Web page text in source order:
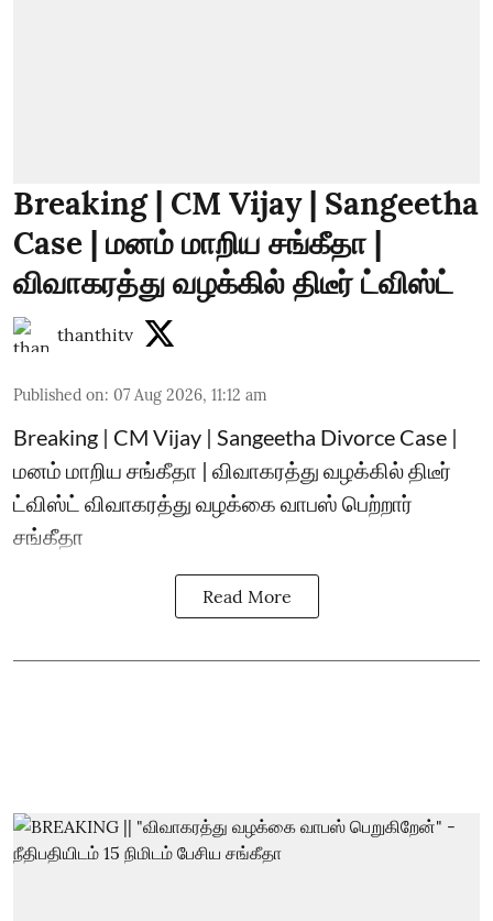
Breaking | CM Vijay | Sangeetha
Case | மனம் மாறிய சங்கீதா |
விவாகரத்து வழக்கில் திடீர் ட்விஸ்ட்
thanthitv
Published on: 07 Aug 2026, 11:12 am
Breaking | CM Vijay | Sangeetha Divorce Case |
மனம் மாறிய சங்கீதா | விவாகரத்து வழக்கில் திடீர்
ட்விஸ்ட் விவாகரத்து வழக்கை வாபஸ் பெற்றார்
சங்கீதா
Read More